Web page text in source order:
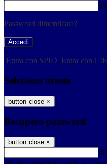
Password dimenticata?
-
Entra con SPID Entra con CIE
Seleziona utente
button close ×
Recupero password
button close ×